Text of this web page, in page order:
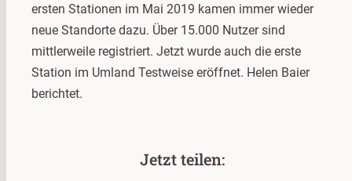
ersten Stationen im Mai 2019 kamen immer wieder
neue Standorte dazu. Über 15.000 Nutzer sind
mittlerweile registriert. Jetzt wurde auch die erste
Station im Umland Testweise eröffnet. Helen Baier
berichtet.